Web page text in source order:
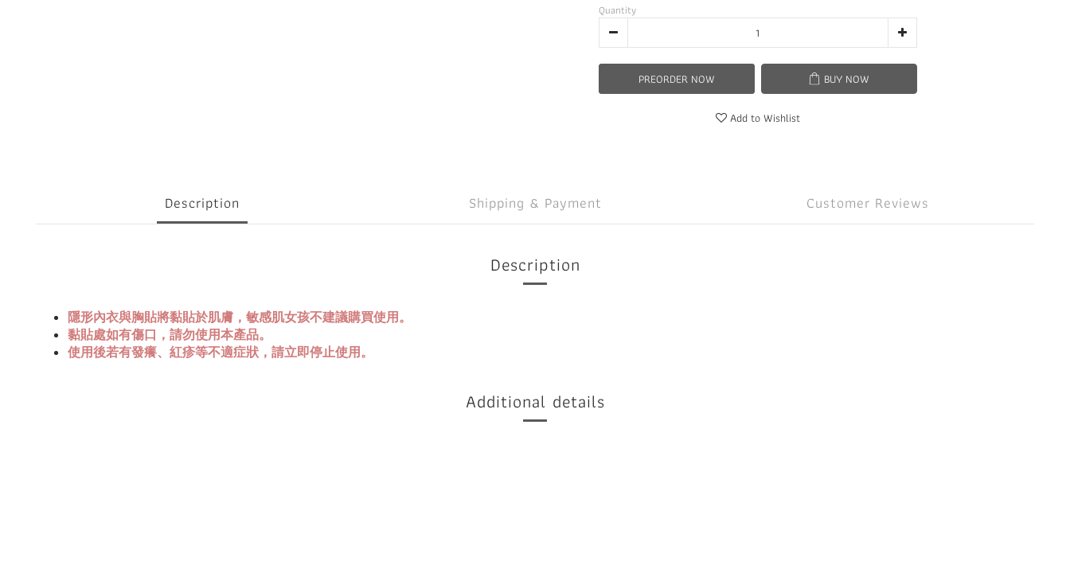
Quantity
PREORDER NOW BUY NOW
Add to Wishlist
Description Shipping & Payment Customer Reviews
Description
隱形內衣與胸貼將黏貼於肌膚，敏感肌女孩不建議購買使用。
黏貼處如有傷口，請勿使用本產品。
使用後若有發癢、紅疹等不適症狀，請立即停止使用。
Additional details